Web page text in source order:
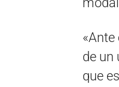
de un
que